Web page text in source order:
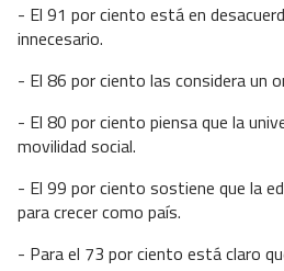
- El 91 por ciento está en
innecesario.
- El 86 por ciento las considera un
- El 80 por ciento piensa que la
movilidad social.
- El 99 por ciento sostiene que la
para crecer como país.
- Para el 73 por ciento está claro